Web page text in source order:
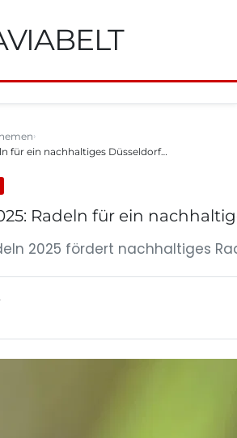
für ein nachhaltiges Düsseldorf…
Radeln für ein
2025 fördert nachhaltiges